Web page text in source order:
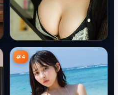
#4
无
猎
场
93
万